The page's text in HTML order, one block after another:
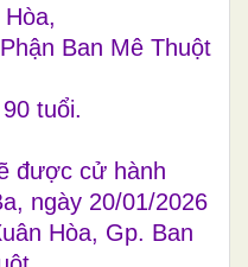
Ban Mê Thuột
tuổi.
được cử hành
ngày 20/01/2026
Hòa, Gp. Ban